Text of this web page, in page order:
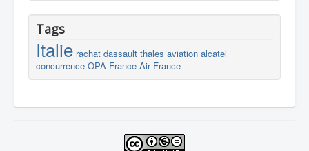
Tags
Italie rachat dassault thales aviation alcatel
concurrence OPA France Air France